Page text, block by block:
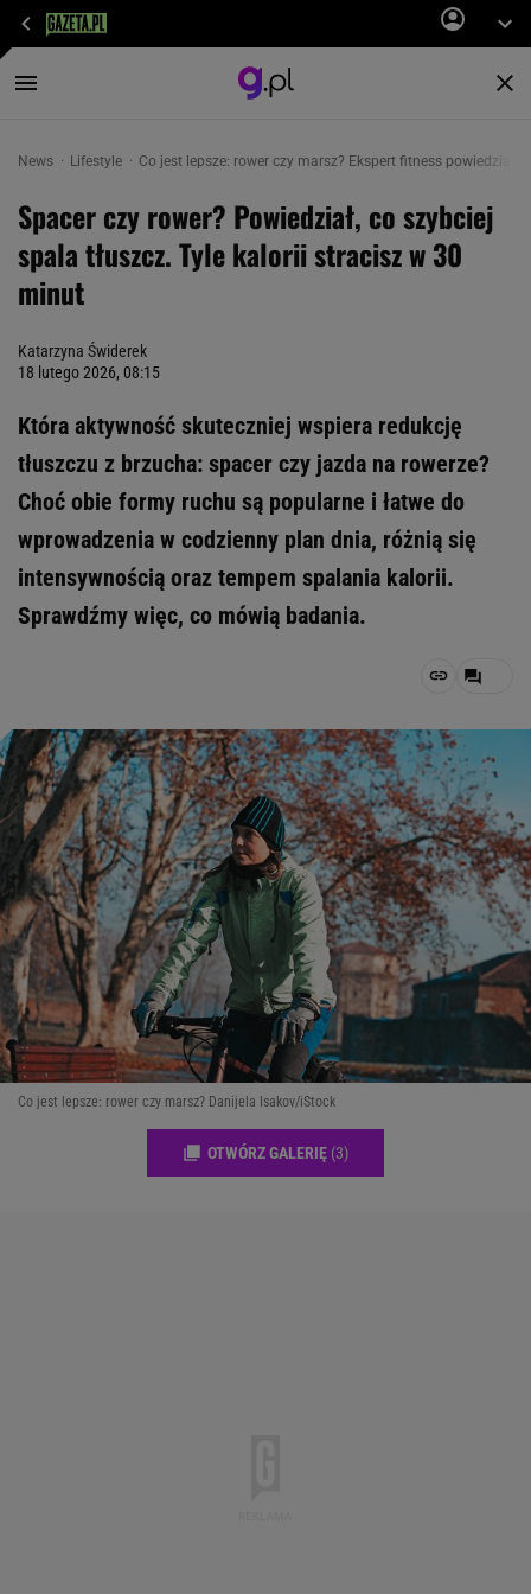
News Lifestyle Co jest lepsze: rower czy marsz? Ekspert fitness powiedział,
Spacer czy rower? Powiedział, co szybciej
spala tłuszcz. Tyle kalorii stracisz w 30
minut
Katarzyna Świderek
18 lutego 2026, 08:15
Która aktywność skuteczniej wspiera redukcję
tłuszczu z brzucha: spacer czy jazda na rowerze?
Choć obie formy ruchu są popularne i łatwe do
wprowadzenia w codzienny plan dnia, różnią się
intensywnością oraz tempem spalania kalorii.
Sprawdźmy więc, co mówią badania.
Co jest lepsze: rower czy marsz? Danijela Isakov/iStock
OTWÓRZ GALERIĘ (3)